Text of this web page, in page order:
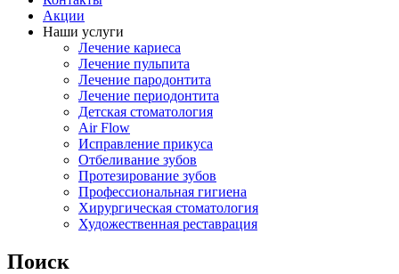
Акции
Наши услуги
Лечение кариеса
Лечение пульпита
Лечение пародонтита
Лечение периодонтита
Детская стоматология
Air Flow
Исправление прикуса
Отбеливание зубов
Протезирование зубов
Профессиональная гигиена
Хирургическая стоматология
Художественная реставрация
Поиск